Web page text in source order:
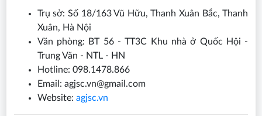
Trụ sở: Số 18/163 Vũ Hữu, Thanh Xuân Bắc, Thanh
Xuân, Hà Nội
Văn phòng: BT 56 - TT3C Khu nhà ở Quốc Hội -
Trung Văn - NTL - HN
Hotline: 098.1478.866
Email: agjsc.vn@gmail.com
Website: agjsc.vn